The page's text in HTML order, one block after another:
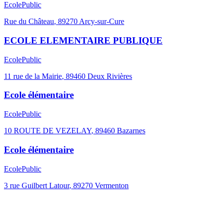
EcolePublic
Rue du Château, 89270 Arcy-sur-Cure
ECOLE ELEMENTAIRE PUBLIQUE
EcolePublic
11 rue de la Mairie, 89460 Deux Rivières
Ecole élémentaire
EcolePublic
10 ROUTE DE VEZELAY, 89460 Bazarnes
Ecole élémentaire
EcolePublic
3 rue Guilbert Latour, 89270 Vermenton